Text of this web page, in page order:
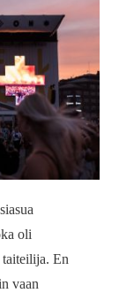
oli
En
vaan